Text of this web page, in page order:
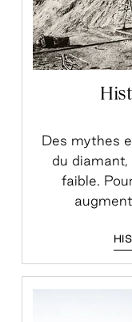
Des mythes
du
faible.